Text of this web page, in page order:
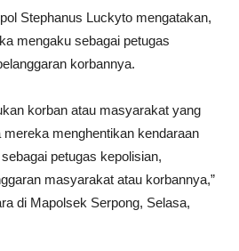
Stephanus Luckyto mengatakan,
mengaku sebagai petugas
korbannya.
korban atau masyarakat yang
menghentikan kendaraan
petugas kepolisian,
masyarakat atau korbannya,”
di Mapolsek Serpong, Selasa,